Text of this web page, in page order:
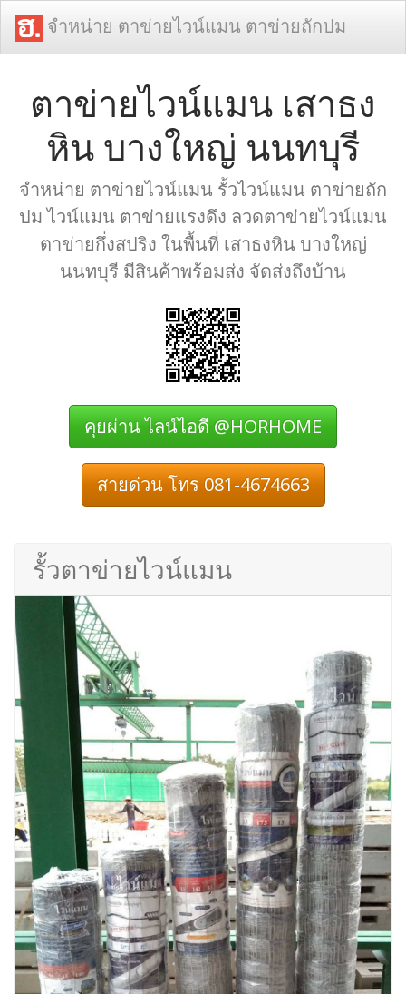
จำหน่าย ตาข่ายไวน์แมน ตาข่ายถักปม
ตาข่ายไวน์แมน เสาธง
หิน บางใหญ่ นนทบุรี
จำหน่าย ตาข่ายไวน์แมน รั้วไวน์แมน ตาข่ายถัก
ปม ไวน์แมน ตาข่ายแรงดึง ลวดตาข่ายไวน์แมน
ตาข่ายกึ่งสปริง ในพื้นที่ เสาธงหิน บางใหญ่
นนทบุรี มีสินค้าพร้อมส่ง จัดส่งถึงบ้าน
คุยผ่าน ไลน์ไอดี @HORHOME
สายด่วน โทร 081-4674663
รั้วตาข่ายไวน์แมน